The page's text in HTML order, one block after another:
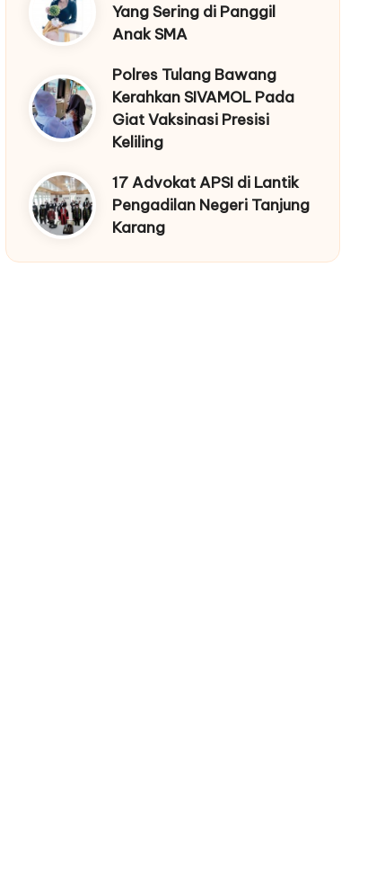
Yang Sering di Panggil
Anak SMA
Polres Tulang Bawang
Kerahkan SIVAMOL Pada
Giat Vaksinasi Presisi
Keliling
17 Advokat APSI di Lantik
Pengadilan Negeri Tanjung
Karang